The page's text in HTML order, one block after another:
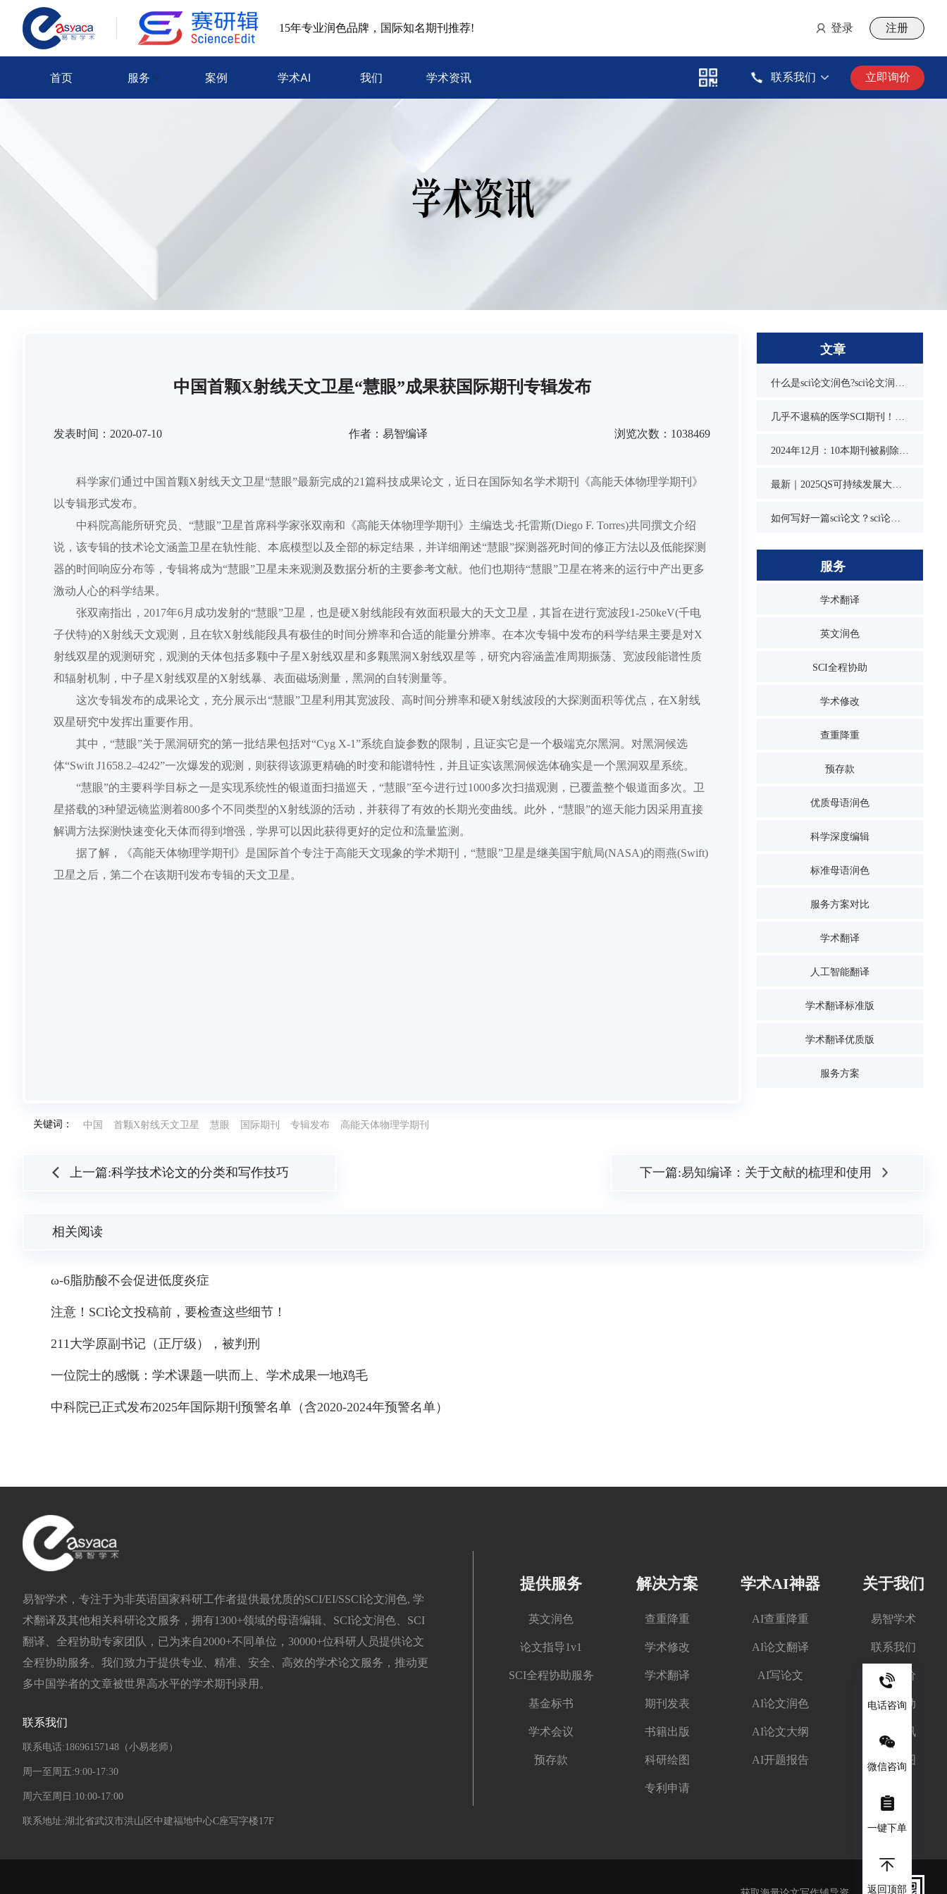
15年专业润色品牌，国际知名期刊推荐! 登录 注册
首页 服务 案例 学术AI 我们 学术资讯 联系我们 立即询价
中国首颗X射线天文卫星“慧眼”成果获国际期刊专辑发布
发表时间：2020-07-10 作者：易智编译 浏览次数：1038469
科学家们通过中国首颗X射线天文卫星“慧眼”最新完成的21篇科技成果论文，近日在国际知名学术期刊《高能天体物理学期刊》
以专辑形式发布。
中科院高能所研究员、 “慧眼”卫星首席科学家张双南和《高能天体物理学期刊》主编迭戈·托雷斯(Diego F. Torres)共同撰文介绍
说，该专辑的技术论文涵盖卫星在轨性能、本底模型以及全部的标定结果，并详细阐述“慧眼”探测器死时间的修正方法以及低能探测
器的时间响应分布等，专辑将成为“慧眼”卫星未来观测及数据分析的主要参考文献。他们也期待“慧眼”卫星在将来的运行中产出更多
激动人心的科学结果。
张双南指出， 2017年6月成功发射的“慧眼”卫星，也是硬X射线能段有效面积最大的天文卫星，其旨在进行宽波段1-250keV(千电
子伏特)的X射线天文观测，且在软X射线能段具有极佳的时间分辨率和合适的能量分辨率。在本次专辑中发布的科学结果主要是对X
射线双星的观测研究，观测的天体包括多颗中子星X射线双星和多颗黑洞X射线双星等，研究内容涵盖准周期振荡、宽波段能谱性质
和辐射机制，中子星X射线双星的X射线暴、表面磁场测量，黑洞的自转测量等。
这次专辑发布的成果论文，充分展示出“慧眼”卫星利用其宽波段、高时间分辨率和硬X射线波段的大探测面积等优点，在X射线
双星研究中发挥出重要作用。
其中， “慧眼”关于黑洞研究的第一批结果包括对“Cyg X-1”系统自旋参数的限制，且证实它是一个极端克尔黑洞。对黑洞候选
体“Swift J1658.2–4242”一次爆发的观测，则获得该源更精确的时变和能谱特性，并且证实该黑洞候选体确实是一个黑洞双星系统。
“慧眼”的主要科学目标之一是实现系统性的银道面扫描巡天，“慧眼”至今进行过1000多次扫描观测，已覆盖整个银道面多次。卫
星搭载的3种望远镜监测着800多个不同类型的X射线源的活动，并获得了有效的长期光变曲线。此外，“慧眼”的巡天能力因采用直接
解调方法探测快速变化天体而得到增强，学界可以因此获得更好的定位和流量监测。
据了解，《高能天体物理学期刊》是国际首个专注于高能天文现象的学术期刊， “慧眼”卫星是继美国宇航局(NASA)的雨燕(Swift)
卫星之后，第二个在该期刊发布专辑的天文卫星。
文章
什么是sci论文润色?sci论文润色必要吗？
几乎不退稿的医学SCI期刊！又快又水
2024年12月：10本期刊被剔除，1本降级，1本改名，4本曾被on hold
最新｜2025QS可持续发展大学排名发布！同济位列第3，1所双非入围前10
如何写好一篇sci论文？sci论文的写作技巧
服务
学术翻译
英文润色
SCI全程协助
学术修改
查重降重
预存款
优质母语润色
科学深度编辑
标准母语润色
服务方案对比
学术翻译
人工智能翻译
学术翻译标准版
学术翻译优质版
服务方案
关键词： 中国 首颗X射线天文卫星 慧眼 国际期刊 专辑发布 高能天体物理学期刊
上一篇:科学技术论文的分类和写作技巧 下一篇:易知编译：关于文献的梳理和使用
相关阅读
ω-6脂肪酸不会促进低度炎症
注意！SCI论文投稿前，要检查这些细节！
211大学原副书记（正厅级），被判刑
一位院士的感慨：学术课题一哄而上、学术成果一地鸡毛
中科院已正式发布2025年国际期刊预警名单（含2020-2024年预警名单）
电话咨询
微信咨询
一键下单
返回顶部
易智学术，专注于为非英语国家科研工作者提供最优质的SCI/EI/SSCI论文润色, 学
术翻译及其他相关科研论文服务，拥有1300+领域的母语编辑、SCI论文润色、SCI
翻译、全程协助专家团队，已为来自2000+不同单位，30000+位科研人员提供论文
全程协助服务。我们致力于提供专业、精准、安全、高效的学术论文服务，推动更
多中国学者的文章被世界高水平的学术期刊录用。
联系我们
联系电话:18696157148（小易老师）
周一至周五:9:00-17:30
周六至周日:10:00-17:00
联系地址:湖北省武汉市洪山区中建福地中心C座写字楼17F
提供服务
英文润色
论文指导1v1
SCI全程协助服务
基金标书
学术会议
预存款
解决方案
查重降重
学术修改
学术翻译
期刊发表
书籍出版
科研绘图
专利申请
学术AI神器
AI查重降重
AI论文翻译
AI写论文
AI论文润色
AI论文大纲
AI开题报告
关于我们
易智学术
联系我们
客户评价
优惠活动
学术资讯
网站地图